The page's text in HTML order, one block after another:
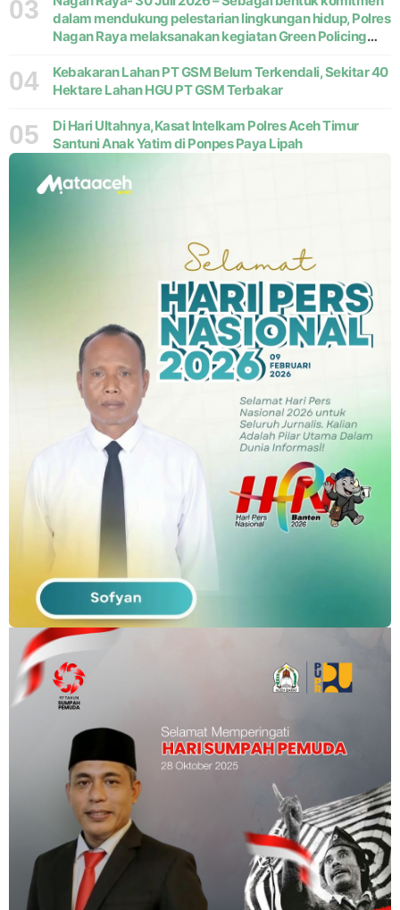
03
dalam mendukung pelestarian lingkungan hidup, Polres
Nagan Raya melaksanakan kegiatan Green Policing
Kecamatan Beutong, Kabupaten
04
Kebakaran Lahan PT GSM Belum Terkendali, Sekitar 40
Hektare Lahan HGU PT GSM Terbakar
05
Di Hari Ultahnya,Kasat Intelkam Polres Aceh Timur
Santuni Anak Yatim di Ponpes Paya Lipah